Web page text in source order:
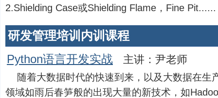
2.Shielding Case或Shielding Flame，Fine Pit......
研发管理培训内训课程
Python语言开发实战 主讲：尹老师
随着大数据时代的快速到来，以及大数据在生
领域如雨后春笋般的出现大量的新技术，如